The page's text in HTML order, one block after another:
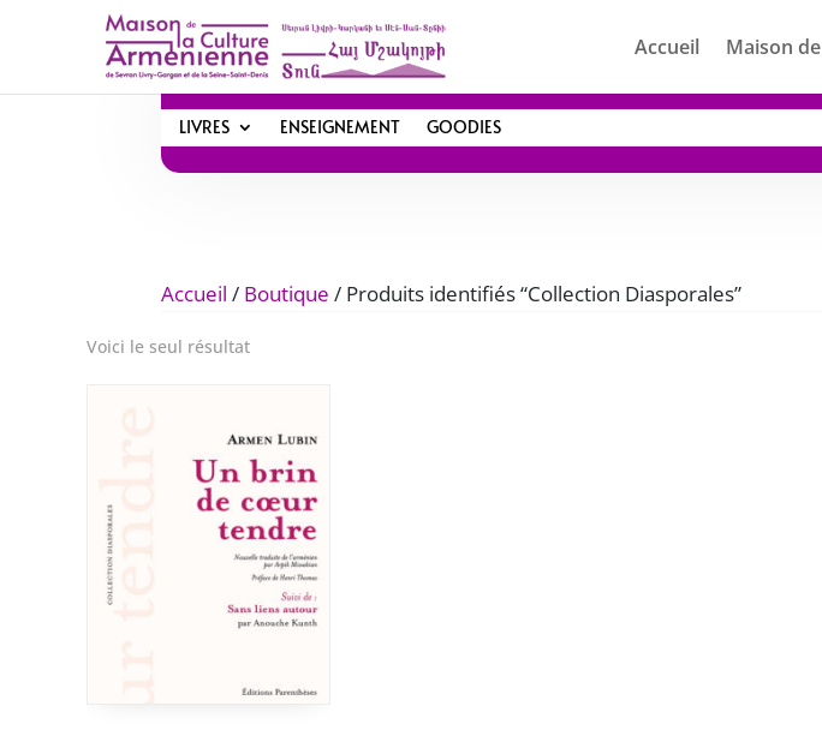
Accueil Maison
LIVRES ENSEIGNEMENT GOODIES
Accueil / Boutique / Produits identifiés “Collection Diasporales”
Voici le seul résultat